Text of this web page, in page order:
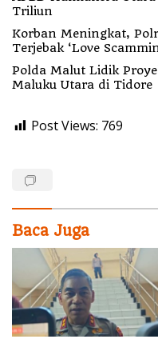
Triliun
Korban Meningkat,
Terjebak ‘Love
Polda Malut Lidik
Maluku Utara di Tidore
Post Views: 769
Baca Juga